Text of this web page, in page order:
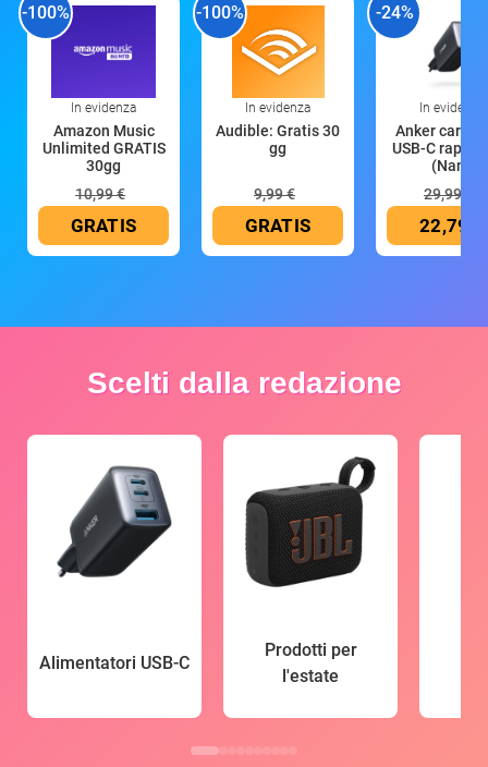
-100%
In evidenza
Amazon Music
Unlimited GRATIS
30gg
10,99 €
GRATIS
-100%
In evidenza
Audible: Gratis 30
gg
9,99 €
GRATIS
-24%
In evidenza
Anker
USB-C rapido
(Nano
29,99 €
22,79 €
Scelti dalla redazione
Alimentatori USB-C
Prodotti per
l'estate